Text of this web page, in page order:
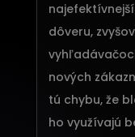
dôveru,
nových
tú chybu, že
ho využívajú